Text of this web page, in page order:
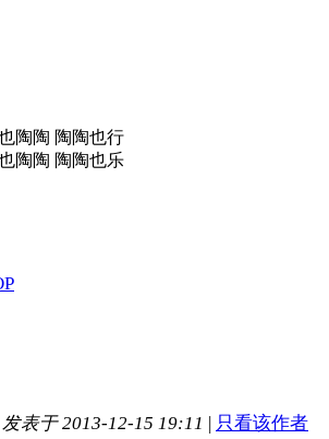
陶陶 陶陶也行
陶陶 陶陶也乐
发表于 2013-12-15 19:11 | 只看该作者